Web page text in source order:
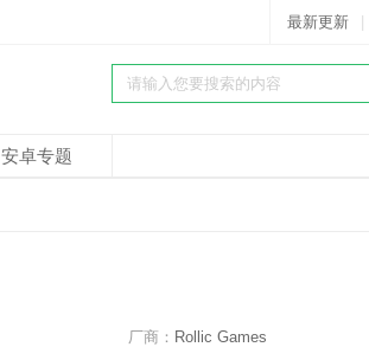
最新更新
安卓专题
厂商： Rollic Games